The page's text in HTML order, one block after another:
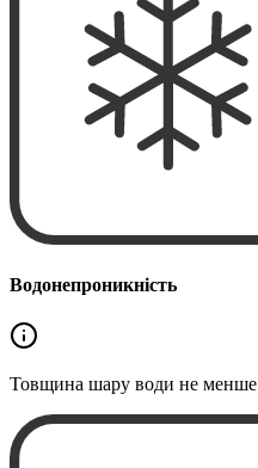
Водонепроникність
Товщина шару води не менше